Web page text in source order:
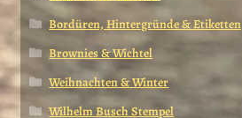
Bordüren, Hintergründe & Etiketten
Brownies & Wichtel
Weihnachten & Winter
Wilhelm Busch Stempel